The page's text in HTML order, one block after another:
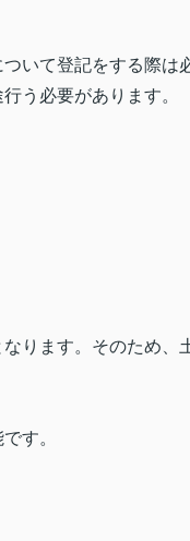
いて登記をする際は
う必要があります。
ります。そのため、
す。